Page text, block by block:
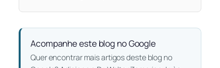
Acompanhe este blog no Google
Quer encontrar mais artigos deste blog no